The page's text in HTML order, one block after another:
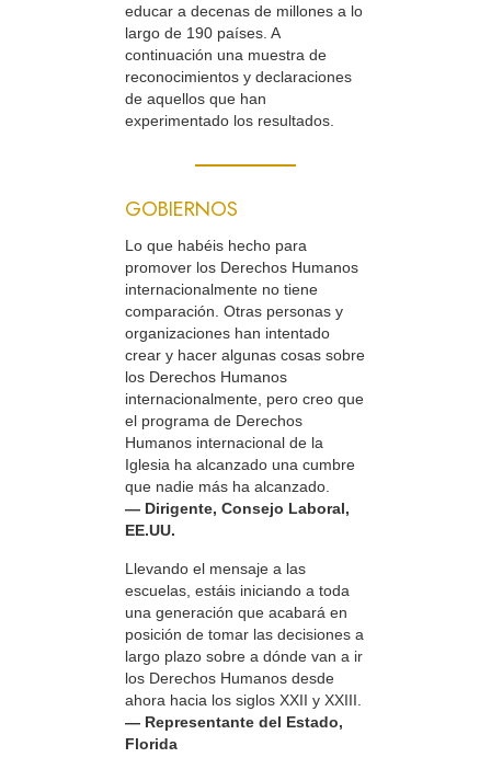
educar a decenas de millones a lo
largo de 190 países. A
continuación una muestra de
reconocimientos y declaraciones
de aquellos que han
experimentado los resultados.
GOBIERNOS
Lo que habéis hecho para
promover los Derechos Humanos
internacionalmente no tiene
comparación. Otras personas y
organizaciones han intentado
crear y hacer algunas cosas sobre
los Derechos Humanos
internacionalmente, pero creo que
el programa de Derechos
Humanos internacional de la
Iglesia ha alcanzado una cumbre
que nadie más ha alcanzado.
— Dirigente, Consejo Laboral,
EE.UU.
Llevando el mensaje a las
escuelas, estáis iniciando a toda
una generación que acabará en
posición de tomar las decisiones a
largo plazo sobre a dónde van a ir
los Derechos Humanos desde
ahora hacia los siglos XXII y XXIII.
— Representante del Estado,
Florida